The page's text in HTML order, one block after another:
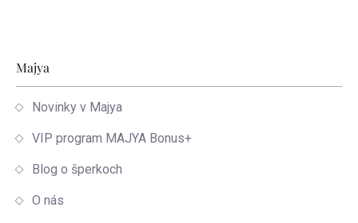
Zápätie
Majya
Novinky v Majya
VIP program MAJYA Bonus+
Blog o šperkoch
O nás